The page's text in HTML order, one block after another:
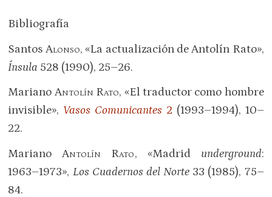
Bibliografía
Santos Alonso, «La actualización de Antolín Rato»,
Ínsula 528 (1990), 25–26.
Mariano Antolín Rato, «El traductor como hombre
invisible», Vasos Comunicantes 2 (1993–1994), 10–
22.
MarianoAntolín Rato, «Madrid underground:
1963–1973», Los Cuadernos del Norte 33 (1985), 75–
84.